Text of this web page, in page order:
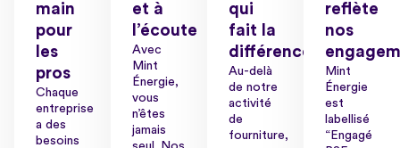
main
pour
les
pros
Chaque
entreprise
a des
besoins
et à
l’écoute
Avec
Mint
Énergie,
vous
n’êtes
jamais
qui
fait la
différence
Au-delà
de notre
activité
de
fourniture,
reflète
nos
Mint
Énergie
est
labellisé
“Engagé